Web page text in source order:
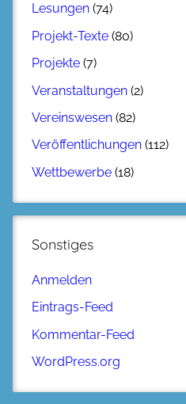
Lesungen (74)
Projekt-Texte (80)
Projekte (7)
Veranstaltungen (2)
Vereinswesen (82)
Veröffentlichungen (112)
Wettbewerbe (18)
Sonstiges
Anmelden
Eintrags-Feed
Kommentar-Feed
WordPress.org